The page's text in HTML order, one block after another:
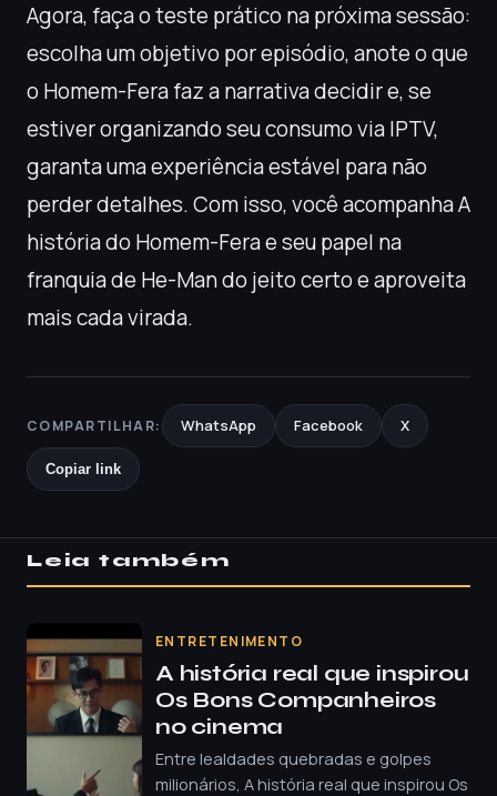
Agora, faça o teste prático na próxima sessão:
escolha um objetivo por episódio, anote o que
o Homem-Fera faz a narrativa decidir e, se
estiver organizando seu consumo via IPTV,
garanta uma experiência estável para não
perder detalhes. Com isso, você acompanha A
história do Homem-Fera e seu papel na
franquia de He-Man do jeito certo e aproveita
mais cada virada.
COMPARTILHAR: WhatsApp Facebook X
Copiar link
Leia também
ENTRETENIMENTO
A história real que inspirou
Os Bons Companheiros
no cinema
Entre lealdades quebradas e golpes
milionários, A história real que inspirou Os